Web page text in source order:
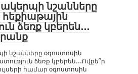
նշանները
ձեռք կբերեն․․․
նշանները օգոստոսին
ձեռք կբերեն․․․Ովքե՞ր
համար օգոստոսին